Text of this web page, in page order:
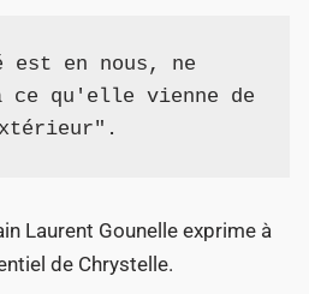
est en nous, ne
ce qu'elle vienne de
Laurent Gounelle exprime à
de Chrystelle.